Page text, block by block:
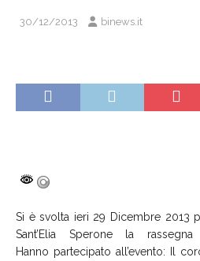
30/12/2013 binews.it
Si è svolta ieri 29 Dicembre 2013
Sant’Elia Sperone la
Hanno partecipato all’evento: Il